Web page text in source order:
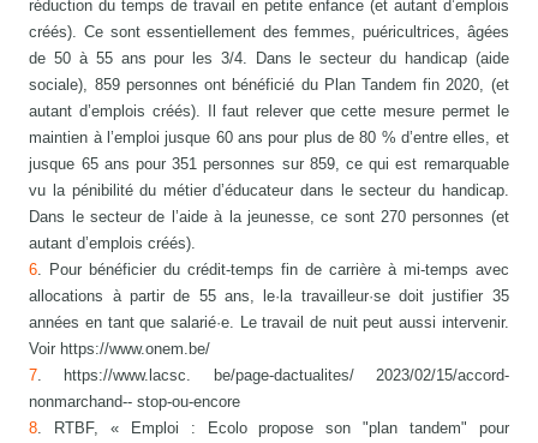
réduction du temps de travail en petite enfance (et autant d’emplois
créés). Ce sont essentiellement des femmes, puéricultrices, âgées
de 50 à 55 ans pour les 3/4. Dans le secteur du handicap (aide
sociale), 859 personnes ont bénéficié du Plan Tandem fin 2020, (et
autant d’emplois créés). Il faut relever que cette mesure permet le
maintien à l’emploi jusque 60 ans pour plus de 80 % d’entre elles, et
jusque 65 ans pour 351 personnes sur 859, ce qui est remarquable
vu la pénibilité du métier d’éducateur dans le secteur du handicap.
Dans le secteur de l’aide à la jeunesse, ce sont 270 personnes (et
autant d’emplois créés).
6 . Pour bénéficier du crédit-temps fin de carrière à mi-temps avec
allocations à partir de 55 ans, le·la travailleur·se doit justifier 35
années en tant que salarié·e. Le travail de nuit peut aussi intervenir.
Voir https://www.onem.be/
7 . https://www.lacsc. be/page-dactualites/ 2023/02/15/accord-
nonmarchand-- stop-ou-encore
8 . RTBF, « Emploi : Ecolo propose son "plan tandem" pour